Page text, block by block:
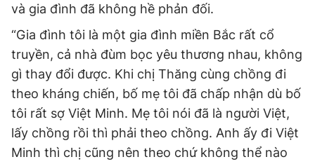
và gia đình đã không hề phản đối.
“Gia đình tôi là một gia đình miền Bắc rất cổ
truyền, cả nhà đùm bọc yêu thương nhau, không
gì thay đổi được. Khi chị Thăng cùng chồng đi
theo kháng chiến, bố mẹ tôi đã chấp nhận dù bố
tôi rất sợ Việt Minh. Mẹ tôi nói đã là người Việt,
lấy chồng rồi thì phải theo chồng. Anh ấy đi Việt
Minh thì chị cũng nên theo chứ không thể nào